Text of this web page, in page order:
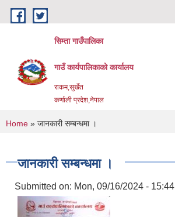
Skip to main content
सिम्ता गाउँपालिका
गाउँ कार्यपालिकाको कार्यालय
राकम,सुर्खेत
कर्णाली प्रदेश,नेपाल
You are here
Home » जानकारी सम्बन्धमा ।
जानकारी सम्बन्धमा ।
Submitted on: Mon, 09/16/2024 - 15:44